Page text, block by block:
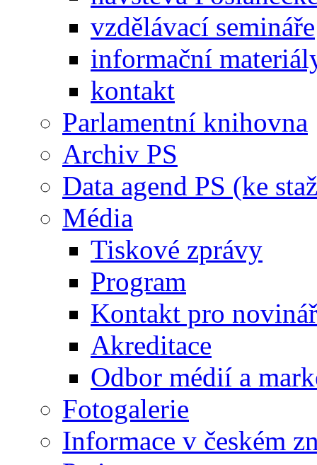
vzdělávací semináře
informační
kontakt
Parlamentní knihovna
Archiv PS
Data agend PS (ke
Média
Tiskové zprávy
Program
Kontakt pro
Akreditace
Odbor médií a
Fotogalerie
Informace v českém